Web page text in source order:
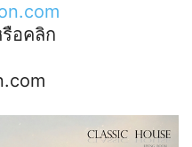
อคลิก